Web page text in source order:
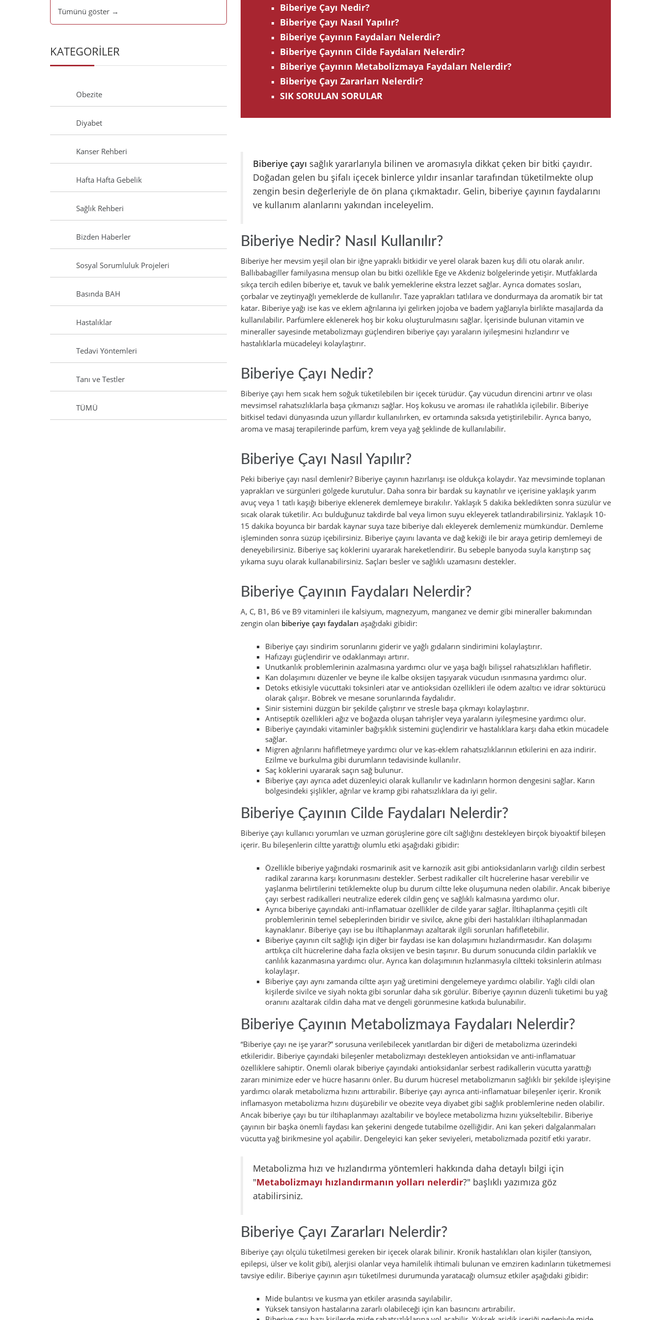
Biberiye Çayı Nedir?
Biberiye Çayı Nasıl Yapılır?
Biberiye Çayının Faydaları Nelerdir?
Biberiye Çayının Cilde Faydaları Nelerdir?
Biberiye Çayının Metabolizmaya Faydaları Nelerdir?
Biberiye Çayı Zararları Nelerdir?
SIK SORULAN SORULAR
Biberiye çayı sağlık yararlarıyla bilinen ve aromasıyla dikkat çeken bir bitki çayıdır.
Doğadan gelen bu şifalı içecek binlerce yıldır insanlar tarafından tüketilmekte olup
zengin besin değerleriyle de ön plana çıkmaktadır. Gelin, biberiye çayının faydalarını
ve kullanım alanlarını yakından inceleyelim.
Biberiye Nedir? Nasıl Kullanılır?
Biberiye her mevsim yeşil olan bir iğne yapraklı bitkidir ve yerel olarak bazen kuş dili otu olarak anılır.
Ballıbabagiller familyasına mensup olan bu bitki özellikle Ege ve Akdeniz bölgelerinde yetişir. Mutfaklarda
sıkça tercih edilen biberiye et, tavuk ve balık yemeklerine ekstra lezzet sağlar. Ayrıca domates sosları,
çorbalar ve zeytinyağlı yemeklerde de kullanılır. Taze yaprakları tatlılara ve dondurmaya da aromatik bir tat
katar. Biberiye yağı ise kas ve eklem ağrılarına iyi gelirken jojoba ve badem yağlarıyla birlikte masajlarda da
kullanılabilir. Parfümlere eklenerek hoş bir koku oluşturulmasını sağlar. İçerisinde bulunan vitamin ve
mineraller sayesinde metabolizmayı güçlendiren biberiye çayı yaraların iyileşmesini hızlandırır ve
hastalıklarla mücadeleyi kolaylaştırır.
Biberiye Çayı Nedir?
Biberiye çayı hem sıcak hem soğuk tüketilebilen bir içecek türüdür. Çay vücudun direncini artırır ve olası
mevsimsel rahatsızlıklarla başa çıkmanızı sağlar. Hoş kokusu ve aroması ile rahatlıkla içilebilir. Biberiye
bitkisel tedavi dünyasında uzun yıllardır kullanılırken, ev ortamında saksıda yetiştirilebilir. Ayrıca banyo,
aroma ve masaj terapilerinde parfüm, krem veya yağ şeklinde de kullanılabilir.
Biberiye Çayı Nasıl Yapılır?
Peki biberiye çayı nasıl demlenir? Biberiye çayının hazırlanışı ise oldukça kolaydır. Yaz mevsiminde toplanan
yaprakları ve sürgünleri gölgede kurutulur. Daha sonra bir bardak su kaynatılır ve içerisine yaklaşık yarım
avuç veya 1 tatlı kaşığı biberiye eklenerek demlemeye bırakılır. Yaklaşık 5 dakika bekledikten sonra süzülür ve
sıcak olarak tüketilir. Acı bulduğunuz takdirde bal veya limon suyu ekleyerek tatlandırabilirsiniz. Yaklaşık 10-
15 dakika boyunca bir bardak kaynar suya taze biberiye dalı ekleyerek demlemeniz mümkündür. Demleme
işleminden sonra süzüp içebilirsiniz. Biberiye çayını lavanta ve dağ kekiği ile bir araya getirip demlemeyi de
deneyebilirsiniz. Biberiye saç köklerini uyararak hareketlendirir. Bu sebeple banyoda suyla karıştırıp saç
yıkama suyu olarak kullanabilirsiniz. Saçları besler ve sağlıklı uzamasını destekler.
Biberiye Çayının Faydaları Nelerdir?
A, C, B1, B6 ve B9 vitaminleri ile kalsiyum, magnezyum, manganez ve demir gibi mineraller bakımından
zengin olan biberiye çayı faydaları aşağıdaki gibidir:
Biberiye çayı sindirim sorunlarını giderir ve yağlı gıdaların sindirimini kolaylaştırır.
Hafızayı güçlendirir ve odaklanmayı artırır.
Unutkanlık problemlerinin azalmasına yardımcı olur ve yaşa bağlı bilişsel rahatsızlıkları hafifletir.
Kan dolaşımını düzenler ve beyne ile kalbe oksijen taşıyarak vücudun ısınmasına yardımcı olur.
Detoks etkisiyle vücuttaki toksinleri atar ve antioksidan özellikleri ile ödem azaltıcı ve idrar söktürücü
olarak çalışır. Böbrek ve mesane sorunlarında faydalıdır.
Sinir sistemini düzgün bir şekilde çalıştırır ve stresle başa çıkmayı kolaylaştırır.
Antiseptik özellikleri ağız ve boğazda oluşan tahrişler veya yaraların iyileşmesine yardımcı olur.
Biberiye çayındaki vitaminler bağışıklık sistemini güçlendirir ve hastalıklara karşı daha etkin mücadele
sağlar.
Migren ağrılarını hafifletmeye yardımcı olur ve kas-eklem rahatsızlıklarının etkilerini en aza indirir.
Ezilme ve burkulma gibi durumların tedavisinde kullanılır.
Saç köklerini uyararak saçın sağ bulunur.
Biberiye çayı ayrıca adet düzenleyici olarak kullanılır ve kadınların hormon dengesini sağlar. Karın
bölgesindeki şişlikler, ağrılar ve kramp gibi rahatsızlıklara da iyi gelir.
Biberiye Çayının Cilde Faydaları Nelerdir?
Biberiye çayı kullanıcı yorumları ve uzman görüşlerine göre cilt sağlığını destekleyen birçok biyoaktif bileşen
içerir. Bu bileşenlerin ciltte yarattığı olumlu etki aşağıdaki gibidir:
Özellikle biberiye yağındaki rosmarinik asit ve karnozik asit gibi antioksidanların varlığı cildin serbest
radikal zararına karşı korunmasını destekler. Serbest radikaller cilt hücrelerine hasar verebilir ve
yaşlanma belirtilerini tetiklemekte olup bu durum ciltte leke oluşumuna neden olabilir. Ancak biberiye
çayı serbest radikalleri neutralize ederek cildin genç ve sağlıklı kalmasına yardımcı olur.
Ayrıca biberiye çayındaki anti-inflamatuar özellikler de cilde yarar sağlar. İltihaplanma çeşitli cilt
problemlerinin temel sebeplerinden biridir ve sivilce, akne gibi deri hastalıkları iltihaplanmadan
kaynaklanır. Biberiye çayı ise bu iltihaplanmayı azaltarak ilgili sorunları hafifletebilir.
Biberiye çayının cilt sağlığı için diğer bir faydası ise kan dolaşımını hızlandırmasıdır. Kan dolaşımı
arttıkça cilt hücrelerine daha fazla oksijen ve besin taşınır. Bu durum sonucunda cildin parlaklık ve
canlılık kazanmasına yardımcı olur. Ayrıca kan dolaşımının hızlanmasıyla ciltteki toksinlerin atılması
kolaylaşır.
Biberiye çayı aynı zamanda ciltte aşırı yağ üretimini dengelemeye yardımcı olabilir. Yağlı cildi olan
kişilerde sivilce ve siyah nokta gibi sorunlar daha sık görülür. Biberiye çayının düzenli tüketimi bu yağ
oranını azaltarak cildin daha mat ve dengeli görünmesine katkıda bulunabilir.
Biberiye Çayının Metabolizmaya Faydaları Nelerdir?
“Biberiye çayı ne işe yarar?” sorusuna verilebilecek yanıtlardan bir diğeri de metabolizma üzerindeki
etkileridir. Biberiye çayındaki bileşenler metabolizmayı destekleyen antioksidan ve anti-inflamatuar
özelliklere sahiptir. Önemli olarak biberiye çayındaki antioksidanlar serbest radikallerin vücutta yarattığı
zararı minimize eder ve hücre hasarını önler. Bu durum hücresel metabolizmanın sağlıklı bir şekilde işleyişine
yardımcı olarak metabolizma hızını arttırabilir. Biberiye çayı ayrıca anti-inflamatuar bileşenler içerir. Kronik
inflamasyon metabolizma hızını düşürebilir ve obezite veya diyabet gibi sağlık problemlerine neden olabilir.
Ancak biberiye çayı bu tür iltihaplanmayı azaltabilir ve böylece metabolizma hızını yükseltebilir. Biberiye
çayının bir başka önemli faydası kan şekerini dengede tutabilme özelliğidir. Ani kan şekeri dalgalanmaları
vücutta yağ birikmesine yol açabilir. Dengeleyici kan şeker seviyeleri, metabolizmada pozitif etki yaratır.
Metabolizma hızı ve hızlandırma yöntemleri hakkında daha detaylı bilgi için
"Metabolizmayı hızlandırmanın yolları nelerdir?" başlıklı yazımıza göz
atabilirsiniz.
Biberiye Çayı Zararları Nelerdir?
Biberiye çayı ölçülü tüketilmesi gereken bir içecek olarak bilinir. Kronik hastalıkları olan kişiler (tansiyon,
epilepsi, ülser ve kolit gibi), alerjisi olanlar veya hamilelik ihtimali bulunan ve emziren kadınların tüketmemesi
tavsiye edilir. Biberiye çayının aşırı tüketilmesi durumunda yaratacağı olumsuz etkiler aşağıdaki gibidir:
Mide bulantısı ve kusma yan etkiler arasında sayılabilir.
Yüksek tansiyon hastalarına zararlı olabileceği için kan basıncını artırabilir.
Tümünü göster →
KATEGORİLER
Obezite
Diyabet
Kanser Rehberi
Hafta Hafta Gebelik
Sağlık Rehberi
Bizden Haberler
Sosyal Sorumluluk Projeleri
Basında BAH
Hastalıklar
Tedavi Yöntemleri
Tanı ve Testler
TÜMÜ